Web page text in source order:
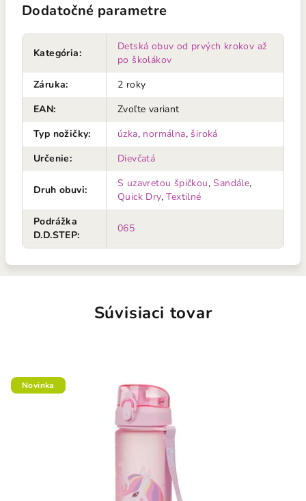
Dodatočné parametre
Kategória:
Detská obuv od prvých krokov až
po školákov
Záruka:
2 roky
EAN:
Zvoľte variant
Typ nožičky: úzka, normálna, široká
Určenie: Dievčatá
Druh obuvi:
S uzavretou špičkou,Sandále,
Quick Dry,Textilné
Podrážka
D.D.STEP:
065
Súvisiaci tovar
Novinka